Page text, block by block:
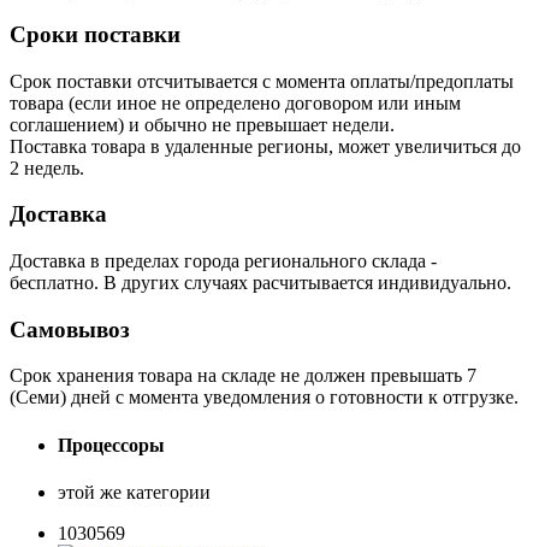
Сроки поставки
Срок поставки отсчитывается с момента оплаты/предоплаты
товара (если иное не определено договором или иным
соглашением) и обычно не превышает недели.
Поставка товара в удаленные регионы, может увеличиться до
2 недель.
Доставка
Доставка в пределах города регионального склада -
бесплатно. В других случаях расчитывается индивидуально.
Самовывоз
Срок хранения товара на складе не должен превышать 7
(Семи) дней с момента уведомления о готовности к отгрузке.
Процессоры
этой же категории
1030569